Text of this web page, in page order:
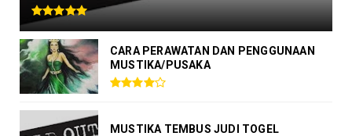
CARA PERAWATAN DAN PENGGUNAAN
MUSTIKA/PUSAKA
MUSTIKA TEMBUS JUDI TOGEL